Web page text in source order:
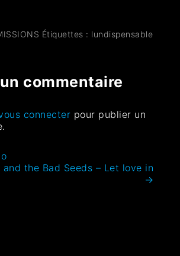
Étiquettes : lundispensable
commentaire
connecter pour publier un
and the Bad Seeds – Let love in
→